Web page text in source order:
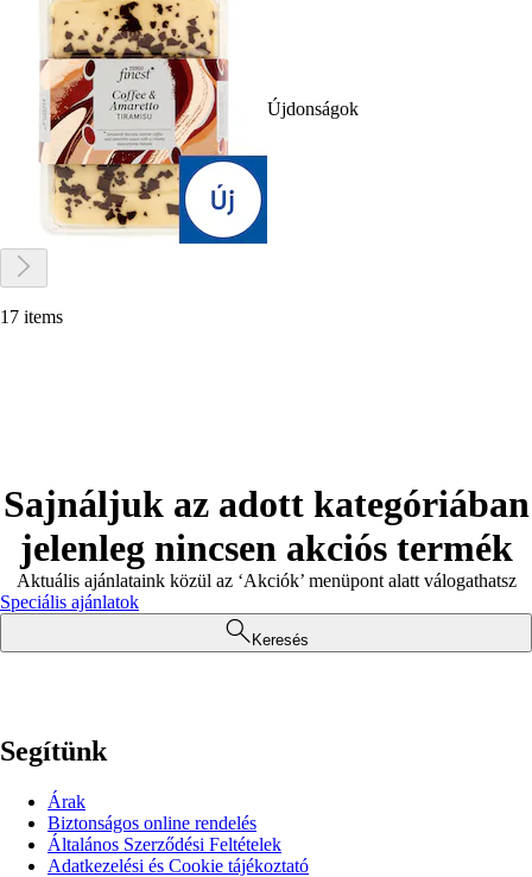
Újdonságok
17 items
Sajnáljuk az adott kategóriában
jelenleg nincsen akciós termék
Aktuális ajánlataink közül az ‘Akciók’ menüpont alatt válogathatsz
Speciális ajánlatok
Keresés
Segítünk
Árak
Biztonságos online rendelés
Általános Szerződési Feltételek
Adatkezelési és Cookie tájékoztató